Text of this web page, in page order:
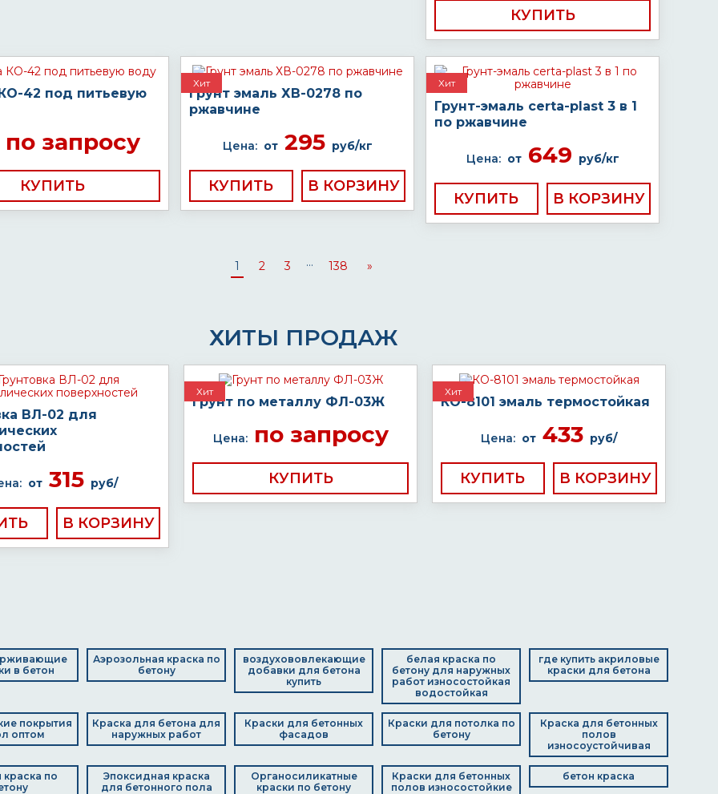
КУПИТЬ
42 под питьевую
запросу
КУПИТЬ
Хит
Грунт эмаль ХВ-0278 по
ржавчине
Цена: от295 руб/кг
КУПИТЬ
Хит
Грунт-эмаль certa-plast 3 в 1
по ржавчине
Цена: от649 руб/кг
КУПИТЬ
1 2 3 ... 138 »
ХИТЫ ПРОДАЖ
ВЛ-02 для
от315 руб/
Хит
Грунт по металлу ФЛ-03Ж
Цена:по запросу
КУПИТЬ
Хит
КО-8101 эмаль термостойкая
Цена: от 433 руб/
КУПИТЬ
в бетон
Аэрозольная краска по
бетону
воздухововлекающие
добавки для бетона
купить
белая краска по
бетону для наружных
работ износостойкая
водостойкая
где купить акриловые
краски для бетона
покрытия
оптом
Краска для бетона для
наружных работ
Краски для бетонных
фасадов
Краски для потолка по
бетону
Краска для бетонных
полов
износоустойчивая
по
Эпоксидная краска
для бетонного пола
Органосиликатные
краски по бетону
Краски для бетонных
полов износостойкие
бетон краска